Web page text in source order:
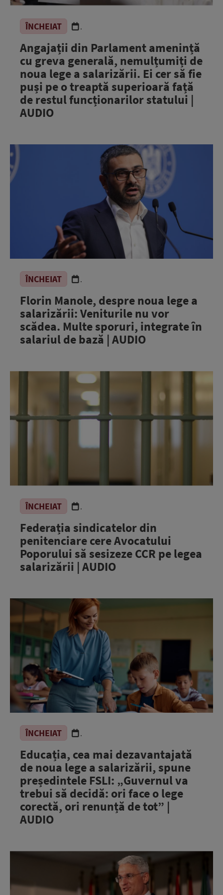
ÎNCHEIAT .
Angajații din Parlament amenință
cu greva generală, nemulțumiți de
noua lege a salarizării. Ei cer să fie
puși pe o treaptă superioară față
de restul funcționarilor statului |
AUDIO
ÎNCHEIAT .
Florin Manole, despre noua lege a
salarizării: Veniturile nu vor
scădea. Multe sporuri, integrate în
salariul de bază | AUDIO
ÎNCHEIAT .
Federația sindicatelor din
penitenciare cere Avocatului
Poporului să sesizeze CCR pe legea
salarizării | AUDIO
ÎNCHEIAT .
Educația, cea mai dezavantajată
de noua lege a salarizării, spune
președintele FSLI: „Guvernul va
trebui să decidă: ori face o lege
corectă, ori renunță de tot” |
AUDIO